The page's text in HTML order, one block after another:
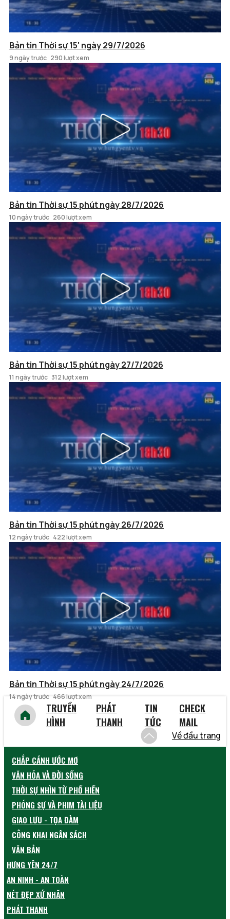
Bản tin Thời sự 15' ngày 29/7/2026
9 ngày trước 290 lượt xem
Bản tin Thời sự 15 phút ngày 28/7/2026
10 ngày trước 260 lượt xem
Bản tin Thời sự 15 phút ngày 27/7/2026
11 ngày trước 312 lượt xem
Bản tin Thời sự 15 phút ngày 26/7/2026
12 ngày trước 422 lượt xem
Bản tin Thời sự 15 phút ngày 24/7/2026
14 ngày trước 466 lượt xem
TRUYỀN
HÌNH
PHÁT
THANH
TIN
TỨC
CHECK
MAIL
Về đầu trang
CHẮP CÁNH ƯỚC MƠ
VĂN HÓA VÀ ĐỜI SỐNG
THỜI SỰ NHÌN TỪ PHỐ HIẾN
PHÓNG SỰ VÀ PHIM TÀI LIỆU
GIAO LƯU - TỌA ĐÀM
CÔNG KHAI NGÂN SÁCH
VĂN BẢN
HƯNG YÊN 24/7
AN NINH - AN TOÀN
NÉT ĐẸP XỨ NHÃN
PHÁT THANH